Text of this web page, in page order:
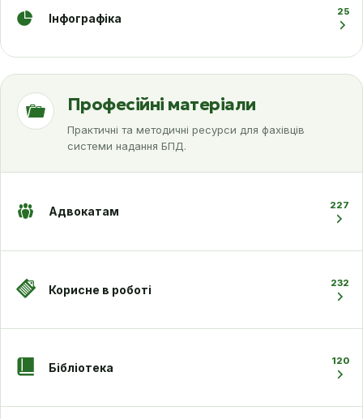
Інфографіка 25
Професійні матеріали
Практичні та методичні ресурси для фахівців
системи надання БПД.
Адвокатам 227
Корисне в роботі 232
Бібліотека 120